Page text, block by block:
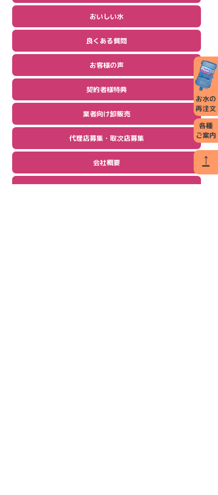
おいしい水
良くある質問
お客様の声
契約者様特典
業者向け卸販売
代理店募集・取次店募集
会社概要
お問い合わせ
↑
お水の
再注文
各種
ご案内